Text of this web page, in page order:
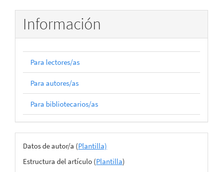
artículo
Información
Para lectores/as
Para autores/as
Para bibliotecarios/as
Archivos
del
Datos de autor/a (Plantilla)
Estructura del artículo (Plantilla)